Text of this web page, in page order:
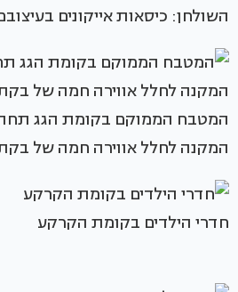
השולחן: כיסאות אייקונים
המטבח הממוקם בקומת הגג
המקנה לחלל אווירה חמה של
חדרי הילדים בקומת הקרקע